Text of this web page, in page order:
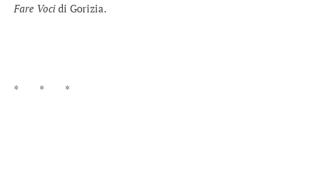
Fare Voci di Gorizia.
* * *